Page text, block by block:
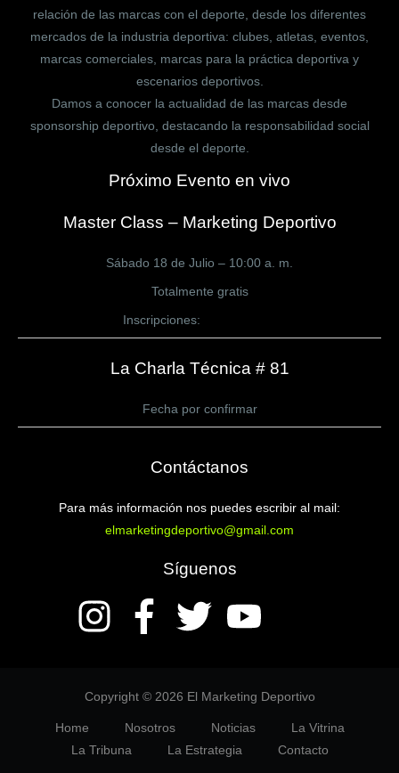
relación de las marcas con el deporte, desde los diferentes
mercados de la industria deportiva: clubes, atletas, eventos,
marcas comerciales, marcas para la práctica deportiva y
escenarios deportivos.
Damos a conocer la actualidad de las marcas desde
sponsorship deportivo, destacando la responsabilidad social
desde el deporte.
Próximo Evento en vivo
Master Class – Marketing Deportivo
Sábado 18 de Julio – 10:00 a. m.
Totalmente gratis
Inscripciones:
La Charla Técnica # 81
Fecha por confirmar
Contáctanos
Para más información nos puedes escribir al mail:
elmarketingdeportivo@gmail.com
Síguenos
Copyright © 2026 El Marketing Deportivo
Home Nosotros Noticias
La Vitrina
La Tribuna
La Estrategia Contacto